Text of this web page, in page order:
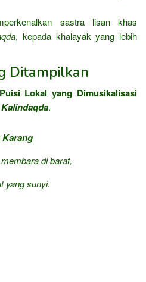
sastra lisan khas
, kepada khalayak yang lebih
Ditampilkan
Lokal yang Dimusikalisasi
Kalindaqda.
di barat,
yang sunyi.